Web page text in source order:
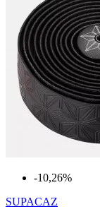
-10,26%
SUPACAZ